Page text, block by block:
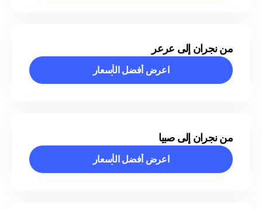
من نجران إلى عرعر
اعرض أفضل الأسعار
اعرض أفضل الأسعار
من نجران إلى صبيا
اعرض أفضل الأسعار
اعرض أفضل الأسعار